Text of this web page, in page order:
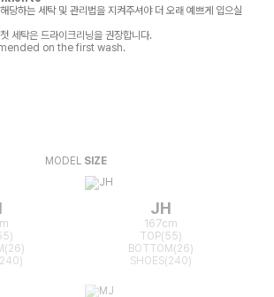
당하는 세탁 및 관리법을 지켜주셔야 더 오래 예쁘게 입으실
세탁은 드라이크리닝을 권장합니다.
on the first wash.
MODEL SIZE
JH
167cm
TOP(55)
BOTTOM(26)
SHOES(240)